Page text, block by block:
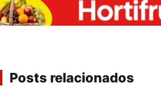
Posts relacionados